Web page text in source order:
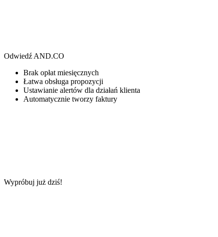
Odwiedź AND.CO
Brak opłat miesięcznych
Łatwa obsługa propozycji
Ustawianie alertów dla działań klienta
Automatycznie tworzy faktury
Wypróbuj już dziś!